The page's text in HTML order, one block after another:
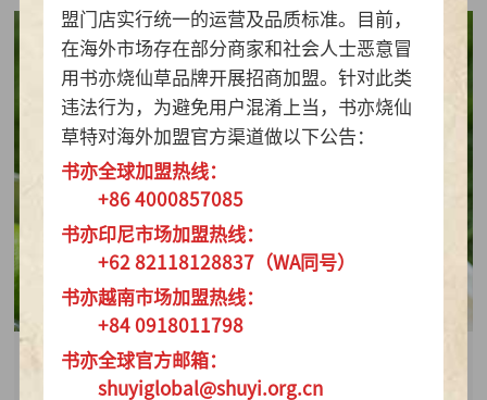
2026-07-28
盟门店实行统一的运营及品质标准。目前，
在海外市场存在部分商家和社会人士恶意冒
用书亦烧仙草品牌开展招商加盟。针对此类
违法行为，为避免用户混淆上当，书亦烧仙
草特对海外加盟官方渠道做以下公告：
书亦全球加盟热线：
+86 4000857085
书亦印尼市场加盟热线：
+62 82118128837（WA同号）
书亦越南市场加盟热线：
+84 0918011798
书亦全球官方邮箱：
shuyiglobal@shuyi.org.cn